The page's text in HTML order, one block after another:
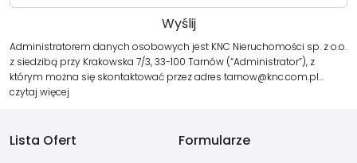
Administratorem danych osobowych jest KNC Nieruchomości sp. z o.o.
z siedzibą przy Krakowska 7/3, 33-100 Tarnów (“Administrator”), z
którym można się skontaktować przez adres tarnow@knc.com.pl…
czytaj więcej
Lista Ofert
Formularze